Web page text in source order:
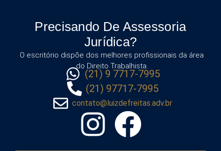
Precisando De Assessoria
Jurídica?
O escritório dispõe dos melhores profissionais da área
do Direito Trabalhista.
(21) 9 7717-7995
(21) 97717-7995
contato@luizdefreitas.adv.br